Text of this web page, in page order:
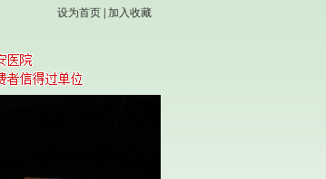
设为首页 加入收藏